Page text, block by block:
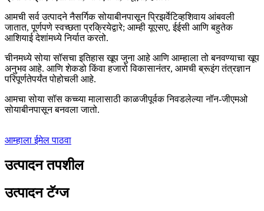
आमची सर्व उत्पादने नैसर्गिक सोयाबीनपासून प्रिझर्वेटिव्हशिवाय आंबवली
जातात, पूर्णपणे स्वच्छता प्रक्रियेद्वारे; आम्ही यूएसए, ईईसी आणि बहुतेक
आशियाई देशांमध्ये निर्यात करतो.
चीनमध्ये सोया सॉसचा इतिहास खूप जुना आहे आणि आम्हाला तो बनवण्याचा खूप
अनुभव आहे. आणि शेकडो किंवा हजारो विकासानंतर, आमची ब्रूइंग तंत्रज्ञान
परिपूर्णतेपर्यंत पोहोचली आहे.
आमचा सोया सॉस कच्च्या मालासाठी काळजीपूर्वक निवडलेल्या नॉन-जीएमओ
सोयाबीनपासून बनवला जातो.
आम्हाला ईमेल पाठवा
उत्पादन तपशील
उत्पादन टॅग्ज